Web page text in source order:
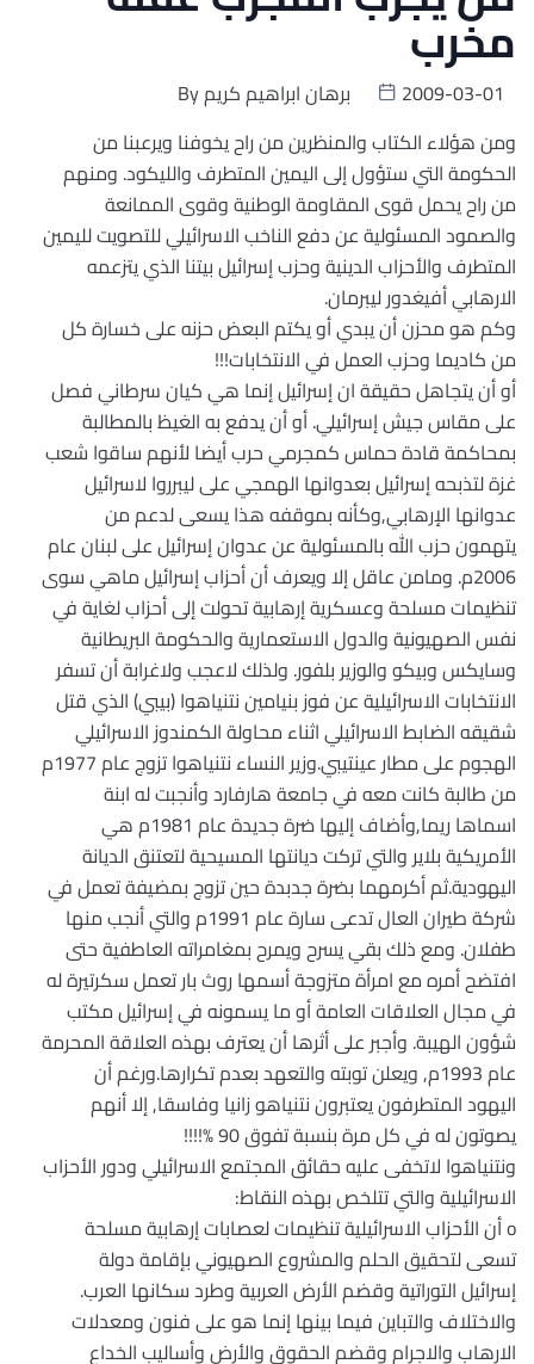
مخرب
Byبرهان ابراهيم كريم
2009-03-01
ومن هؤلاء الكتاب والمنظرين من راح يخوفنا ويرعبنا من
الحكومة التي ستؤول إلى اليمين المتطرف والليكود. ومنهم
من راح يحمل قوى المقاومة الوطنية وقوى الممانعة
والصمود المسئولية عن دفع الناخب الاسرائيلي للتصويت لليمين
المتطرف والأحزاب الدينية وحزب إسرائيل بيتنا الذي يتزعمه
الارهابي أفيغدور ليبرمان.
وكم هو محزن أن يبدي أو يكتم البعض حزنه على خسارة كل
من كاديما وحزب العمل في الانتخابات!!!
أو أن يتجاهل حقيقة ان إسرائيل إنما هي كيان سرطاني فصل
على مقاس جيش إسرائيلي. أو أن يدفع به الغيظ بالمطالبة
بمحاكمة قادة حماس كمجرمي حرب أيضا لأنهم ساقوا شعب
غزة لتذبحه إسرائيل بعدوانها الهمجي على ليبرروا لاسرائيل
عدوانها الإرهابي,وكأنه بموقفه هذا يسعى لدعم من
يتهمون حزب الله بالمسئولية عن عدوان إسرائيل على لبنان عام
2006م. ومامن عاقل إلا ويعرف أن أحزاب إسرائيل ماهي سوى
تنظيمات مسلحة وعسكرية إرهابية تحولت إلى أحزاب لغاية في
نفس الصهيونية والدول الاستعمارية والحكومة البريطانية
وسايكس وبيكو والوزير بلفور. ولذلك لاعجب ولاغرابة أن تسفر
الانتخابات الاسرائيلية عن فوز بنيامين نتنياهوا (بيبي) الذي قتل
شقيقه الضابط الاسرائيلي اثناء محاولة الكمندوز الاسرائيلي
الهجوم على مطار عينتيبي.وزير النساء نتنياهوا تزوج عام 1977م
من طالبة كانت معه في جامعة هارفارد وأنجبت له ابنة
اسماها ريما,وأضاف إليها ضرة جديدة عام 1981م هي
الأمريكية بلاير والتي تركت ديانتها المسيحية لتعتنق الديانة
اليهودية.ثم أكرمهما بضرة جدبدة حين تزوج بمضيفة تعمل في
شركة طيران العال تدعى سارة عام 1991م والتي أنجب منها
طفلان. ومع ذلك بقي يسرح ويمرح بمغامراته العاطفية حتى
افتضح أمره مع امرأة متزوجة أسمها روث بار تعمل سكرتيرة له
في مجال العلاقات العامة أو ما يسمونه في إسرائيل مكتب
شؤون الهيبة. وأجبر على أثرها أن يعترف بهذه العلاقة المحرمة
عام 1993م, ويعلن توبته والتعهد بعدم تكرارها.ورغم أن
اليهود المتطرفون يعتبرون نتنياهو زانيا وفاسقا, إلا أنهم
يصوتون له في كل مرة بنسبة تفوق 90 %!!!!
ونتنياهوا لاتخفى عليه حقائق المجتمع الاسرائيلي ودور الأحزاب
الاسرائيلية والتي تتلخص بهذه النقاط:
o أن الأحزاب الاسرائيلية تنظيمات لعصابات إرهابية مسلحة
تسعى لتحقيق الحلم والمشروع الصهيوني بإقامة دولة
إسرائيل التوراتية وقضم الأرض العربية وطرد سكانها العرب.
والاختلاف والتباين فيما بينها إنما هو على فنون ومعدلات
الارهاب والاجرام وقضم الحقوق والأرض وأساليب الخداع